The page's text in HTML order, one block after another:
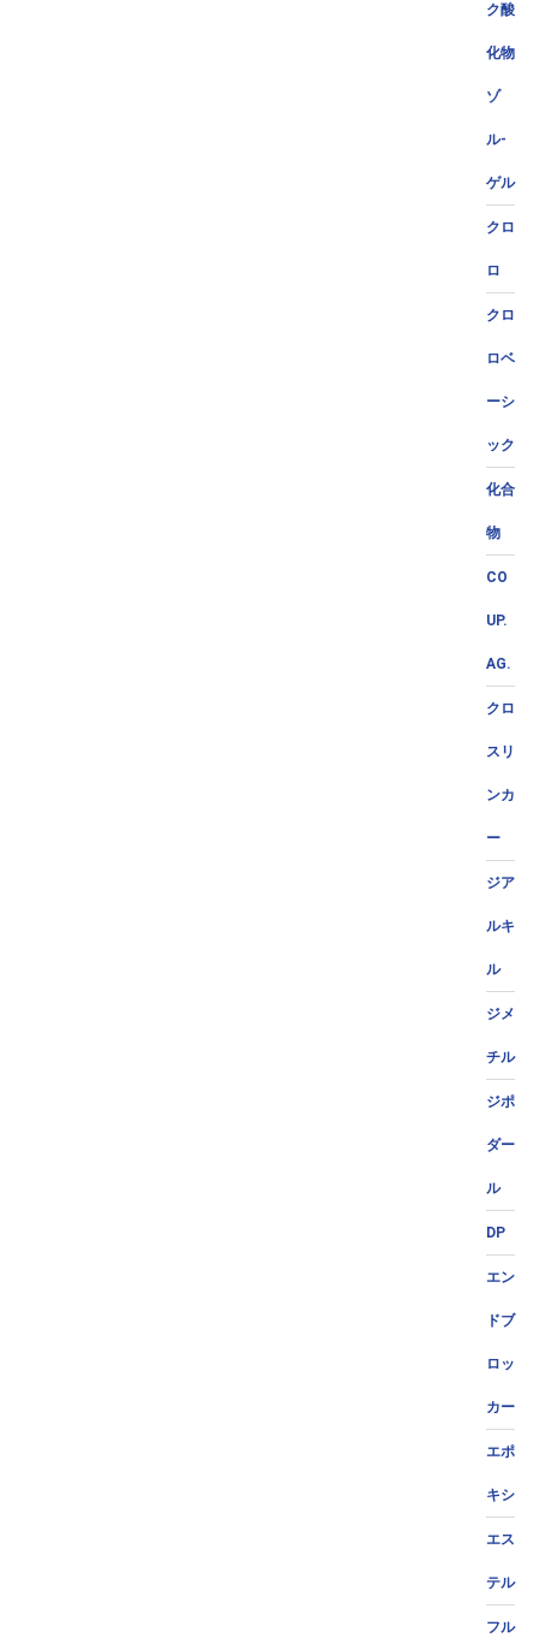
ク酸
化物
ゾ
ル-
ゲル
クロ
ロ
クロ
ロベ
ーシ
ック
化合
物
CO
UP.
AG.
クロ
スリ
ンカ
ー
ジア
ルキ
ル
ジメ
チル
ジポ
ダー
ル
DP
エン
ドブ
ロッ
カー
エポ
キシ
エス
テル
フル